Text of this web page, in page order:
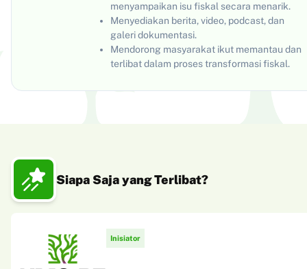
menyampaikan isu fiskal secara menarik.
Menyediakan berita, video, podcast, dan
galeri dokumentasi.
Mendorong masyarakat ikut memantau dan
terlibat dalam proses transformasi fiskal.
Siapa Saja yang Terlibat?
Inisiator